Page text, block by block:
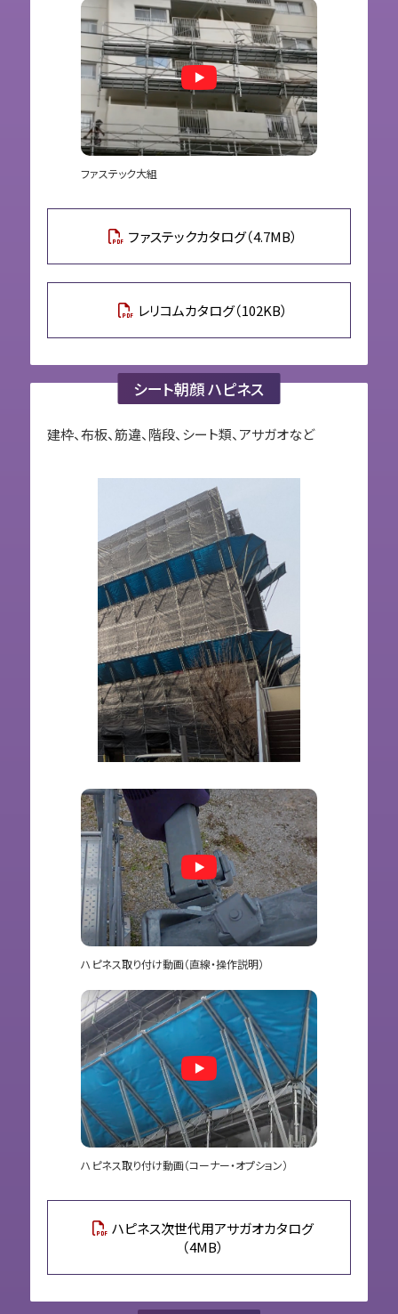
ファステック大組
ファステックカタログ（4.7MB）
レリコムカタログ（102KB）
シート朝顔 ハピネス
建枠、布板、筋違、階段、シート類、アサガオなど
ハピネス取り付け動画（直線・操作説明）
ハピネス取り付け動画（コーナー・オプション）
ハピネス次世代用アサガオカタログ
（4MB）